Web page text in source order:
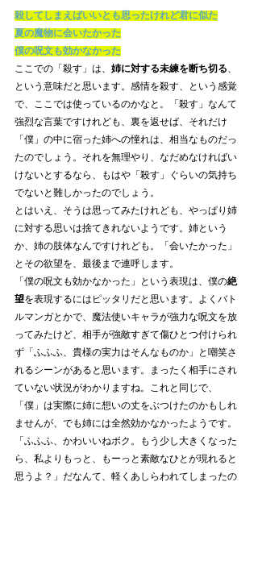
殺してしまえばいいとも思ったけれど君に似た
夏の魔物に会いたかった
僕の呪文も効かなかった
ここでの「殺す」は、 姉に対する未練を断ち切る、
という意味だと思います。感情を殺す、という感覚
で、ここでは使っているのかなと。「殺す」なんて
強烈な言葉ですけれども、裏を返せば、それだけ
「僕」の中に宿った姉への憧れは、相当なものだっ
たのでしょう。それを無理やり、なだめなければい
けないとするなら、もはや「殺す」ぐらいの気持ち
でないと難しかったのでしょう。
とはいえ、そうは思ってみたけれども、やっぱり姉
に対する思いは捨てきれないようです。姉という
か、姉の肢体なんですけれども。「会いたかった」
とその欲望を、最後まで連呼します。
「僕の呪文も効かなかった」という表現は、僕の絶
望を表現するにはピッタリだと思います。よくバト
ルマンガとかで、魔法使いキャラが強力な呪文を放
ってみたけど、相手が強敵すぎて傷ひとつ付けられ
ず「ふふふ、貴様の実力はそんなものか」と嘲笑さ
れるシーンがあると思います。まったく相手にされ
ていない状況がわかりますね。これと同じで、
「僕」は実際に姉に想いの丈をぶつけたのかもしれ
ませんが、でも姉には全然効かなかったようです。
「ふふふ、かわいいねボク。もう少し大きくなった
ら、私よりもっと、もーっと素敵なひとが現れると
思うよ？」だなんて、軽くあしらわれてしまったの